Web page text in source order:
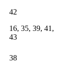
42
16, 35, 39, 41,
43
38